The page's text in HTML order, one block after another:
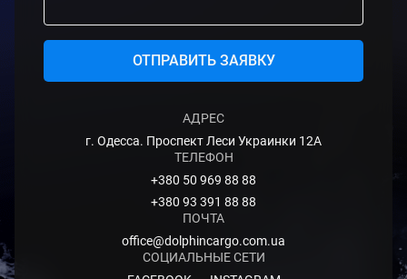
ОТПРАВИТЬ ЗАЯВКУ
АДРЕС
г. Одесса. Проспект Леси Украинки 12А
ТЕЛЕФОН
+380 50 969 88 88
+380 93 391 88 88
ПОЧТА
office@dolphincargo.com.ua
СОЦИАЛЬНЫЕ СЕТИ